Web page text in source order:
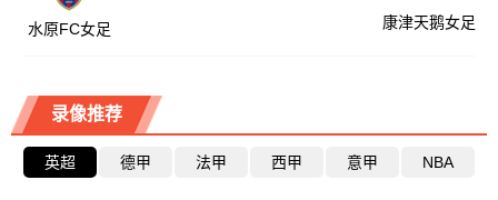
水原FC女足 康津天鹅女足
录像推荐
英超 德甲 法甲 西甲 意甲 NBA